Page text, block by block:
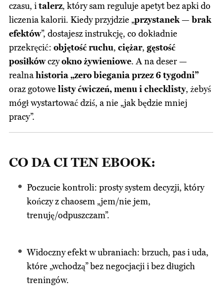
czasu, italerz, który sam reguluje apetyt bez apki do
liczenia kalorii. Kiedy przyjdzie „przystanek — brak
efektów”, dostajesz instrukcję, co dokładnie
przekręcić: objętość ruchu, ciężar, gęstość
posiłkówczyokno żywieniowe. A na deser —
realnahistoria „zero biegania przez 6 tygodni”
oraz gotowelisty ćwiczeń, menu i checklisty, żebyś
mógł wystartować dziś, a nie „jak będzie mniej
pracy”.
CO DA CI TEN EBOOK:
Poczucie kontroli: prosty system decyzji, który
kończy z chaosem „jem/nie jem,
trenuję/odpuszczam”.
Widoczny efekt w ubraniach: brzuch, pas i uda,
które „wchodzą” bez negocjacji i bez długich
treningów.